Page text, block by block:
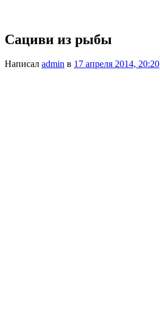
Сациви из рыбы
Написал admin в 17 апреля 2014, 20:20